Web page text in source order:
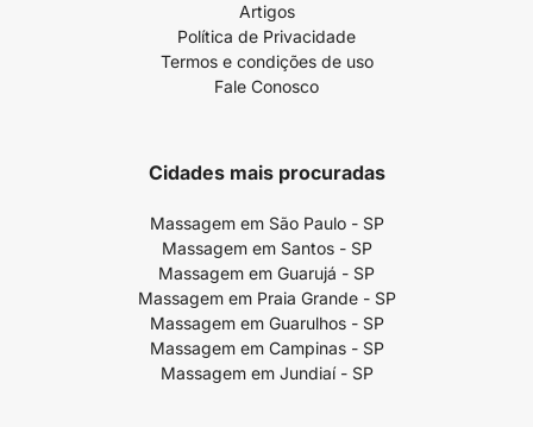
Artigos
Política de Privacidade
Termos e condições de uso
Fale Conosco
Cidades mais procuradas
Massagem em São Paulo - SP
Massagem em Santos - SP
Massagem em Guarujá - SP
Massagem em Praia Grande - SP
Massagem em Guarulhos - SP
Massagem em Campinas - SP
Massagem em Jundiaí - SP